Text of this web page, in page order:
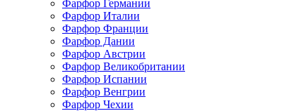
Фарфор Германии
Фарфор Италии
Фарфор Франции
Фарфор Дании
Фарфор Австрии
Фарфор Великобритании
Фарфор Испании
Фарфор Венгрии
Фарфор Чехии